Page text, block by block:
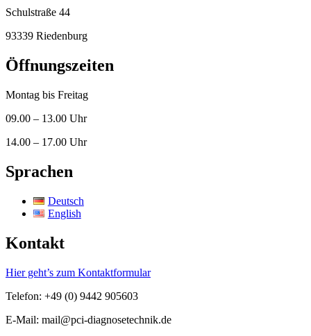
Schulstraße 44
93339 Riedenburg
Öffnungszeiten
Montag bis Freitag
09.00 – 13.00 Uhr
14.00 – 17.00 Uhr
Sprachen
Deutsch
English
Kontakt
Hier geht’s zum Kontaktformular
Telefon: +49 (0) 9442 905603
E-Mail: mail@pci-diagnosetechnik.de